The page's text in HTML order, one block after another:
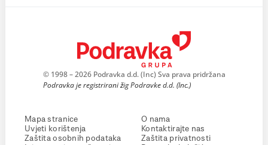
© 1998 – 2026 Podravka d.d. (Inc) Sva prava pridržana
Podravka je registrirani žig Podravke d.d. (Inc.)
Mapa stranice
Uvjeti korištenja
Zaštita osobnih podataka
O nama
Kontaktirajte nas
Zaštita privatnosti